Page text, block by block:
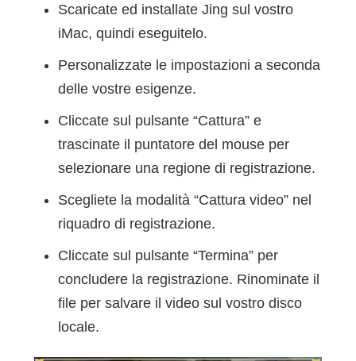
Scaricate ed installate Jing sul vostro
iMac, quindi eseguitelo.
Personalizzate le impostazioni a seconda
delle vostre esigenze.
Cliccate sul pulsante “Cattura” e
trascinate il puntatore del mouse per
selezionare una regione di registrazione.
Scegliete la modalità “Cattura video” nel
riquadro di registrazione.
Cliccate sul pulsante “Termina” per
concludere la registrazione. Rinominate il
file per salvare il video sul vostro disco
locale.